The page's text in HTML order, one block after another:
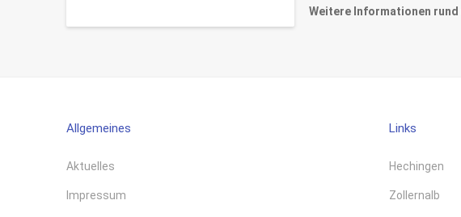
Weitere Informationen rund
Allgemeines
Aktuelles
Impressum
Links
Hechingen
Zollernalb